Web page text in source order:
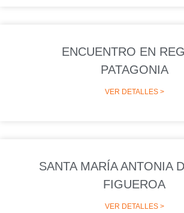
ENCUENTRO EN
PATAGONIA
VER DETALLES >
SANTA MARÍA ANTONIA
FIGUEROA
VER DETALLES >